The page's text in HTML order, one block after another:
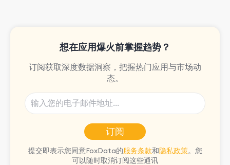
想在应用爆火前掌握趋势？
订阅获取深度数据洞察，把握热门应用与市场动
态。
订阅
提交即表示您同意FoxData的服务条款和隐私政策。您
可以随时取消订阅这些通讯